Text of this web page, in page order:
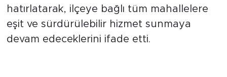
hatırlatarak, ilçeye bağlı tüm mahallelere
eşit ve sürdürülebilir hizmet sunmaya
devam edeceklerini ifade etti.